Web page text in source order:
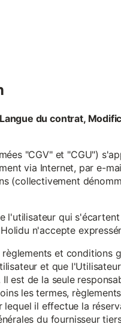
du contrat,
"CGV" et "CGU")
via Internet, par e-
(collectivement
l'utilisateur qui
n'accepte
et conditions
et que
est de la seule
les termes,
il effectue la
du fournisseur